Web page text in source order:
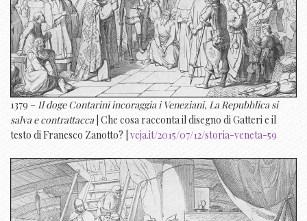
1379 – Il doge Contarini incoraggia i Veneziani, La Repubblica si
salva e contrattacca| Che cosa racconta il disegno di Gatteri e il
testo di Franesco Zanotto? | veja.it/2015/07/12/storia-veneta-59